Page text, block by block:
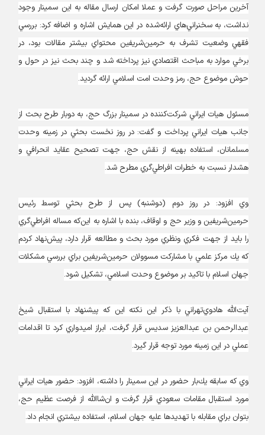
آخرين مراحل صورت گرفت و عملا امكان ارسال مقاله به اين سمينار وجود
نداشت، به سخنراني‌هاي ارائه‌شده در اين همايش اشاره و اضافه كرد: بررسي
فقهي وضعيت تشرف به حرمين‌شريفين محتواي بيشتر مقالات بود، در
برخي موارد به مباحث اقتصادي نيز پرداخته شد و چند بحث نيز در حول و
حوش موضوع حج، رمز وحدت امت اسلامي ارائه گرديد.
مسئول هيات ايراني شركت‌كننده در سمينار بزرگ حج، به دوبار طرح بحث از
جانب هيات ايراني پرداخت و گفت: در روز نخست بحثي در زمينه وحدت
مسلمانان، استفاده بهينه از نقش حج، جهت تصحيح عقايد انحرافي و
هشدار نسبت به خطرات افراطي‌گري مطرح شد.
وي افزود: در روز دوم (دوشنبه) پس از طرح بحثي توسط رئيس
حرمين‌شريفين و وزير حج و اوقاف، بنده با اشاره به اين‌كه مساله افراطي‌گري
را بايد از جهت فكري ونظري مورد بحث و مطالعه قرار دارد، پيش‌نهاد كردم
كه يك مركز علمي با مشاركت مسوولان حرمين‌شريفين براي بررسي مشكلات
جهان اسلام با تاكيد بر موضوع وحدت اسلامي، تشكيل شود.
آيت‌الله‌ هادوي‌تهراني با ذكر اين نكته اين كه پيشنهاد با استقبال شيخ
عبدالرحمن بن عبدالعزيز سديس قرار گرفت، ابراز اميدواري كرد تا اقدامات
عملي در اين زمينه مورد توجه قرار گيرد.
وي كه سابقه يك‌بار حضور در اين سمينار را داشته، افزود: حضور هيات ايراني
مورد استقبال مقامات سعودي قرار گرفت و ان‌شاالله از فرصت عظيم حج،
بتوان براي مقابله با تهديدها عليه جهان اسلام، استفاده بيشتري انجام داد.